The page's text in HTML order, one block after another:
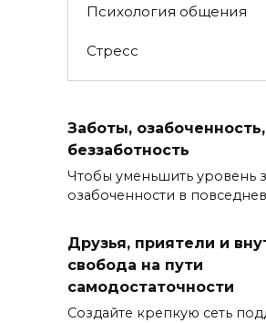
Психология общения
Стресс
Заботы, озабоченность,
беззаботность
Чтобы уменьшить уровень
озабоченности в
Друзья, приятели и
свобода на пути
самодостаточности
Создайте крепкую сеть